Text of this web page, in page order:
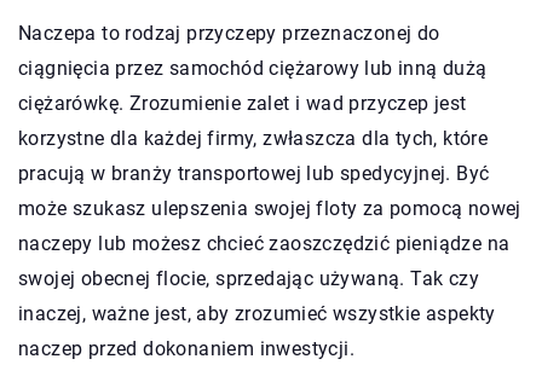
Naczepa to rodzaj przyczepy przeznaczonej do
ciągnięcia przez samochód ciężarowy lub inną dużą
ciężarówkę. Zrozumienie zalet i wad przyczep jest
korzystne dla każdej firmy, zwłaszcza dla tych, które
pracują w branży transportowej lub spedycyjnej. Być
może szukasz ulepszenia swojej floty za pomocą nowej
naczepy lub możesz chcieć zaoszczędzić pieniądze na
swojej obecnej flocie, sprzedając używaną. Tak czy
inaczej, ważne jest, aby zrozumieć wszystkie aspekty
naczep przed dokonaniem inwestycji.